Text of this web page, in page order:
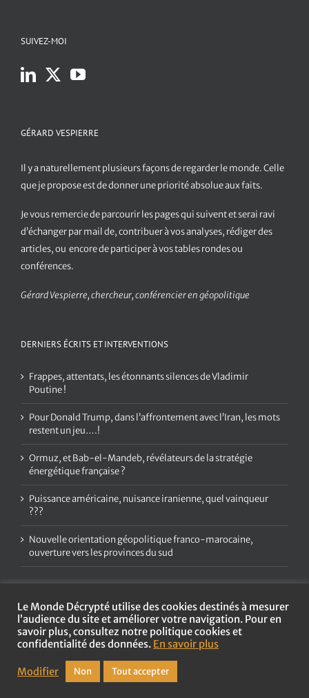
SUIVEZ-MOI
GÉRARD VESPIERRE
Il y a naturellement plusieurs façons de regarder le monde. Celle
que je propose est de donner une priorité absolue aux faits.
Je vous remercie de parcourir les pages qui suivent et serai ravi
d’échanger par mail de, contribuer à vos analyses, rédiger des
articles, ou encore de participer à vos tables rondes ou
conférences.
Gérard Vespierre, chercheur, conférencier en géopolitique
DERNIERS ÉCRITS ET INTERVENTIONS
Frappes, attentats, les étonnants silences de Vladimir
Poutine !
Pour Donald Trump, dans l’affrontement avec l’Iran, les mots
restent un jeu….!
Ormuz, et Bab-el-Mandeb, révélateurs de la stratégie
énergétique française ?
Puissance américaine, nuisance iranienne, quel vainqueur
???
Nouvelle orientation géopolitique franco-marocaine,
ouverture vers les provinces du sud
Copyright2026 Le Monde Décrypté | Tous droits réservés |
légales et politique de confidentialité
Agence web :Les Couturiers de la Com'
Le Monde Décrypté utilise des cookies destinés à mesurer
l’audience du site et améliorer votre navigation. Pour en
savoir plus, consultez notre politique cookies et
confidentialité des données. En savoir plus
Modifier Non Tout accepter